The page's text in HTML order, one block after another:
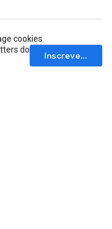
cookies
do
Inscrever-se